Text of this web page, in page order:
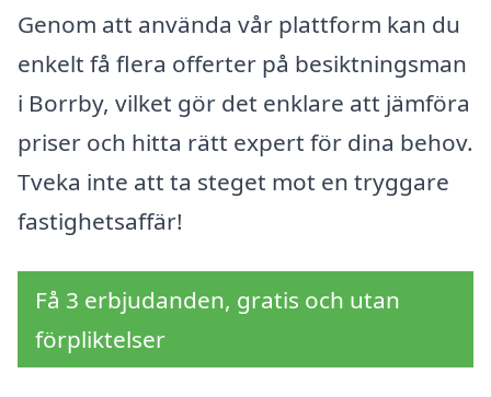
Genom att använda vår plattform kan du
enkelt få flera offerter på besiktningsman
i Borrby, vilket gör det enklare att jämföra
priser och hitta rätt expert för dina behov.
Tveka inte att ta steget mot en tryggare
fastighetsaffär!
Få 3 erbjudanden, gratis och utan
förpliktelser